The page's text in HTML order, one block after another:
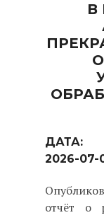
В
ДАТА:
2026-07-
отчёт о